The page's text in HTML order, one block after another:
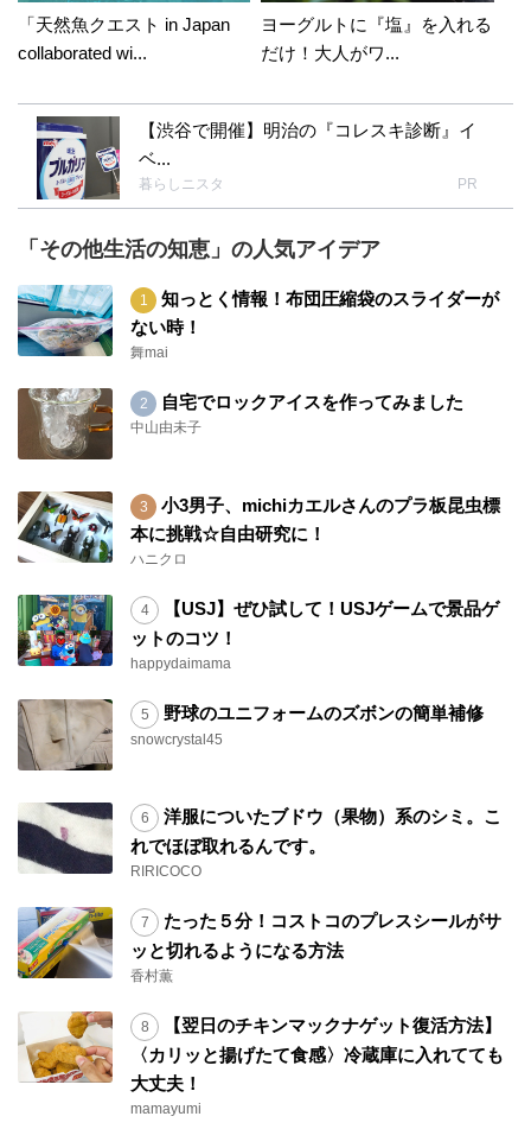
「天然魚クエスト in Japan
collaborated wi...
ヨーグルトに『塩』を入れる
だけ！大人がワ...
【渋谷で開催】明治の『コレスキ診断』イ
ベ...
暮らしニスタ PR
「その他生活の知恵」の人気アイデア
知っとく情報！布団圧縮袋のスライダーが
ない時！
舞mai
自宅でロックアイスを作ってみました
中山由未子
小3男子、michiカエルさんのプラ板昆虫標
本に挑戦☆自由研究に！
ハニクロ
【USJ】ぜひ試して！USJゲームで景品ゲ
ットのコツ！
happydaimama
野球のユニフォームのズボンの簡単補修
snowcrystal45
洋服についたブドウ（果物）系のシミ。こ
れでほぼ取れるんです。
RIRICOCO
たった５分！コストコのプレスシールがサ
ッと切れるようになる方法
香村薫
【翌日のチキンマックナゲット復活方法】
〈カリッと揚げたて食感〉冷蔵庫に入れてても
大丈夫！
mamayumi